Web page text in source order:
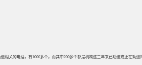
相关的电话，有1000多个，而其中200多个都是机构这三年来已劝退或正在劝退